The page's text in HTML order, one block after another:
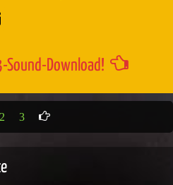
Sound-Download!
2 3